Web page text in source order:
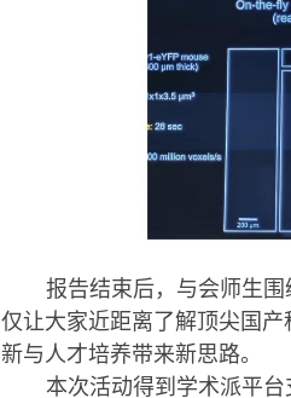
报告结束后，与会师生围
仅让大家近距离了解顶尖国
新与人才培养带来新思路。
本次活动得到学术派平台